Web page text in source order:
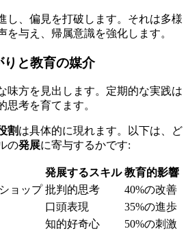
し、偏見を打破します。それは多様
を与え、帰属意識を強化します。
と教育の媒介
味方を見出します。定期的な実践は
思考を育てます。
割は具体的に現れます。以下は、ど
の発展に寄与するかです:
発展するスキル 教育的影響
ョップ 批判的思考
40%の改善
口頭表現
35%の進歩
知的好奇心 50%の刺激